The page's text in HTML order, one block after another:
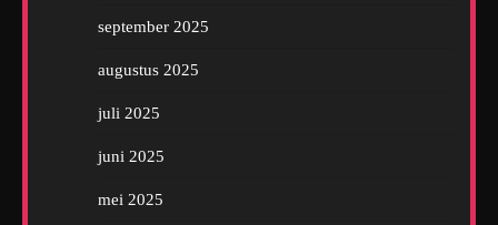
september 2025
augustus 2025
juli 2025
juni 2025
mei 2025